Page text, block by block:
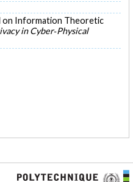
on Information Theoretic
in Cyber‐Physical